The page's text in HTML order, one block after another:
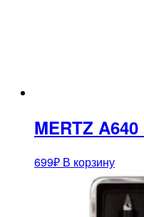
MERTZ
699₽ В корзину